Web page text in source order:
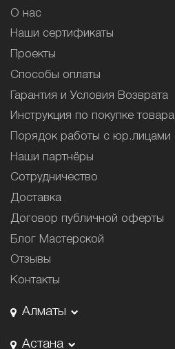
О нас
Наши сертификаты
Проекты
Способы оплаты
Гарантия и Условия Возврата
Инструкция по покупке товара
Порядок работы с юр.лицами
Наши партнёры
Сотрудничество
Доставка
Договор публичной оферты
Блог Мастерской
Отзывы
Контакты
Алматы
Астана